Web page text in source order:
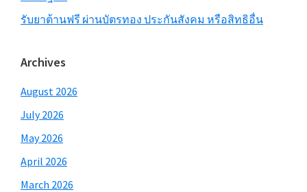
รับยาต้านฟรี ผ่านบัตรทอง ประกันสังคม หรือสิทธิอื่น
Archives
August 2026
July 2026
May 2026
April 2026
March 2026